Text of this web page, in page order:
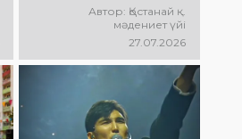
шығармашылық
жеңімпаздарының
концерті өтеді!
таланттардың
жарқын өнері,
заманауи әндер,
Автор: Қостанай қ.
мәдениет үйі
27.07.2026